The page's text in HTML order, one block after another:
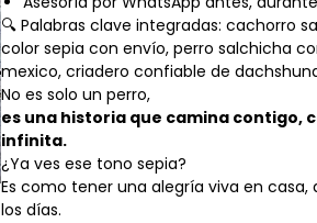
🔍 Palabras clave integradas: cachorro
color sepia con envío, perro salchicha
mexico, criadero confiable de
No es solo un perro,
es una historia que camina contigo,
infinita.
¿Ya ves ese tono sepia?
Es como tener una alegría viva en
los días.